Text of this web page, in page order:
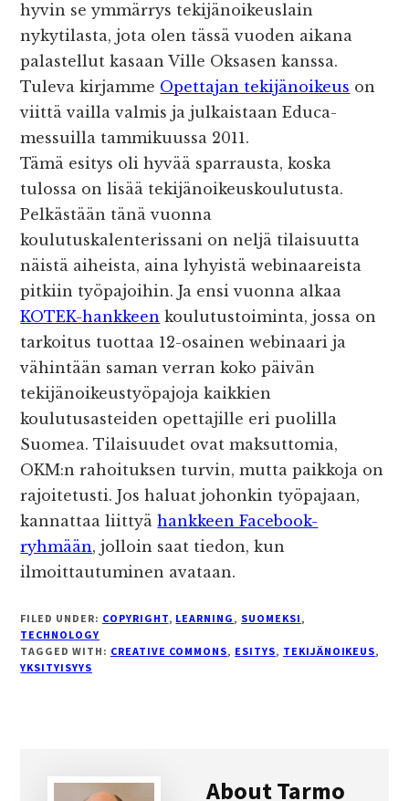
hyvin se ymmärrys tekijänoikeuslain
nykytilasta, jota olen tässä vuoden aikana
palastellut kasaan Ville Oksasen kanssa.
Tuleva kirjamme Opettajan tekijänoikeus on
viittä vailla valmis ja julkaistaan Educa-
messuilla tammikuussa 2011.
Tämä esitys oli hyvää sparrausta, koska
tulossa on lisää tekijänoikeuskoulutusta.
Pelkästään tänä vuonna
koulutuskalenterissani on neljä tilaisuutta
näistä aiheista, aina lyhyistä webinaareista
pitkiin työpajoihin. Ja ensi vuonna alkaa
KOTEK-hankkeen koulutustoiminta, jossa on
tarkoitus tuottaa 12-osainen webinaari ja
vähintään saman verran koko päivän
tekijänoikeustyöpajoja kaikkien
koulutusasteiden opettajille eri puolilla
Suomea. Tilaisuudet ovat maksuttomia,
OKM:n rahoituksen turvin, mutta paikkoja on
rajoitetusti. Jos haluat johonkin työpajaan,
kannattaa liittyähankkeen Facebook-
ryhmään, jolloin saat tiedon, kun
ilmoittautuminen avataan.
FILED UNDER: COPYRIGHT, LEARNING, SUOMEKSI,
TECHNOLOGY
TAGGED WITH: CREATIVE COMMONS, ESITYS, TEKIJÄNOIKEUS,
YKSITYISYYS
AboutTarmo